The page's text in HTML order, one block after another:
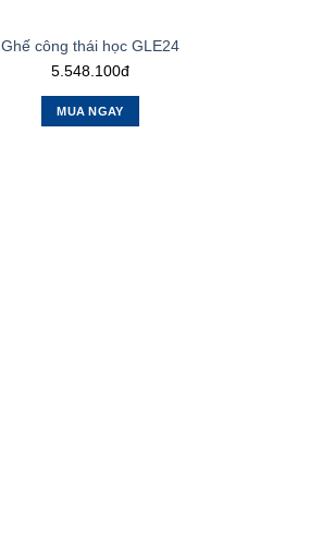
Ghế công thái học GLE24
5.548.100đ
MUA NGAY